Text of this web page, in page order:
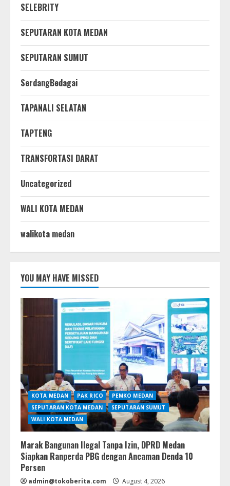
SELEBRITY
SEPUTARAN KOTA MEDAN
SEPUTARAN SUMUT
SerdangBedagai
TAPANALI SELATAN
TAPTENG
TRANSFORTASI DARAT
Uncategorized
WALI KOTA MEDAN
walikota medan
YOU MAY HAVE MISSED
KOTA MEDAN PAK RICO
PEMKO MEDAN
SEPUTARAN KOTA MEDAN
SEPUTARAN SUMUT
WALI KOTA MEDAN
Marak Bangunan Ilegal Tanpa Izin, DPRD Medan
Siapkan Ranperda PBG dengan Ancaman Denda 10
Persen
admin@tokoberita.com August 4, 2026